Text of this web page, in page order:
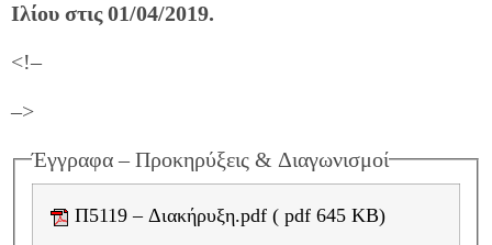
Ιλίου στις 01/04/2019.
<!–
–>
Έγγραφα – Προκηρύξεις & Διαγωνισμοί
Π5119 – Διακήρυξη.pdf ( pdf 645 KB)